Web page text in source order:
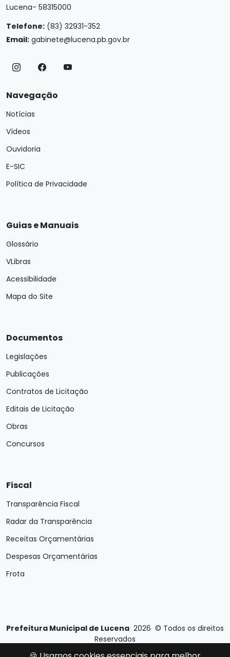
Lucena- 58315000
Telefone: (83) 32931-352
Email: gabinete@lucena.pb.gov.br
Navegação
Notícias
Vídeos
Ouvidoria
E-SIC
Política de Privacidade
Guias e Manuais
Glossário
VLibras
Acessibilidade
Mapa do Site
Documentos
Legislações
Publicações
Contratos de Licitação
Editais de Licitação
Obras
Concursos
Fiscal
Transparência Fiscal
Radar da Transparência
Receitas Orçamentárias
Despesas Orçamentárias
Frota
Prefeitura Municipal de Lucena 2026 © Todos os direitos
Reservados
Desenvolvido porE-Ticons| Versão: 2.4.1